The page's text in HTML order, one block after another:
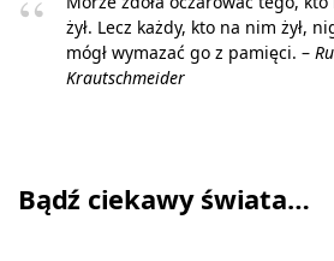
żył. Lecz każdy, kto na nim żył,
mógł wymazać go z pamięci. –
Krautschmeider
Bądź ciekawy świata…